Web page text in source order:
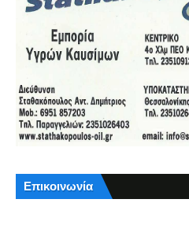
Επικοινωνία